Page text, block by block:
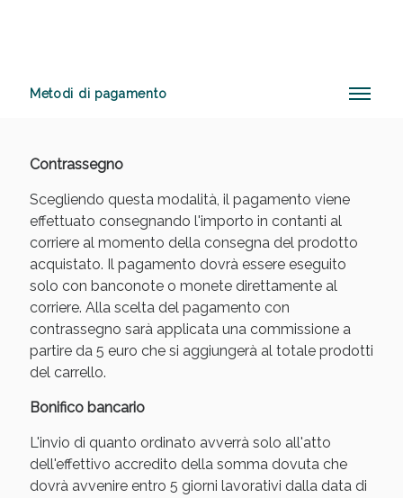
Metodi di pagamento
Contrassegno
Scegliendo questa modalità, il pagamento viene
effettuato consegnando l'importo in contanti al
corriere al momento della consegna del prodotto
acquistato. Il pagamento dovrà essere eseguito
solo con banconote o monete direttamente al
corriere. Alla scelta del pagamento con
contrassegno sarà applicata una commissione a
partire da 5 euro che si aggiungerà al totale prodotti
del carrello.
Bonifico bancario
L'invio di quanto ordinato avverrà solo all'atto
dell'effettivo accredito della somma dovuta che
dovrà avvenire entro 5 giorni lavorativi dalla data di
Sconto fino al 55% disponibile oggi!